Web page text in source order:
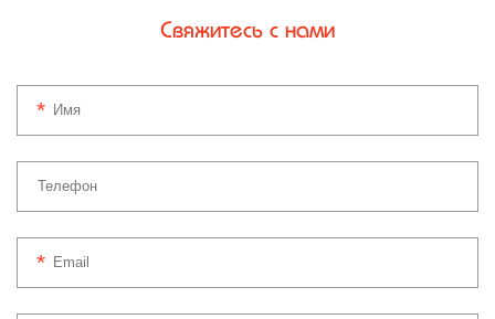
Свяжитесь с нами